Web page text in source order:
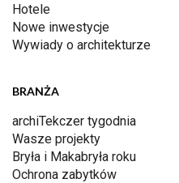
Hotele
Nowe inwestycje
Wywiady o architekturze
BRANŻA
archiTekczer tygodnia
Wasze projekty
Bryła i Makabryła roku
Ochrona zabytków